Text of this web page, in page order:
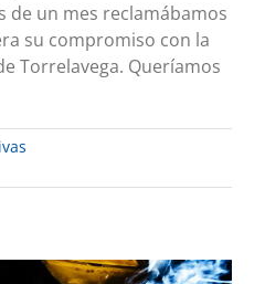
de un mes reclamábamos
su compromiso con la
Torrelavega. Queríamos